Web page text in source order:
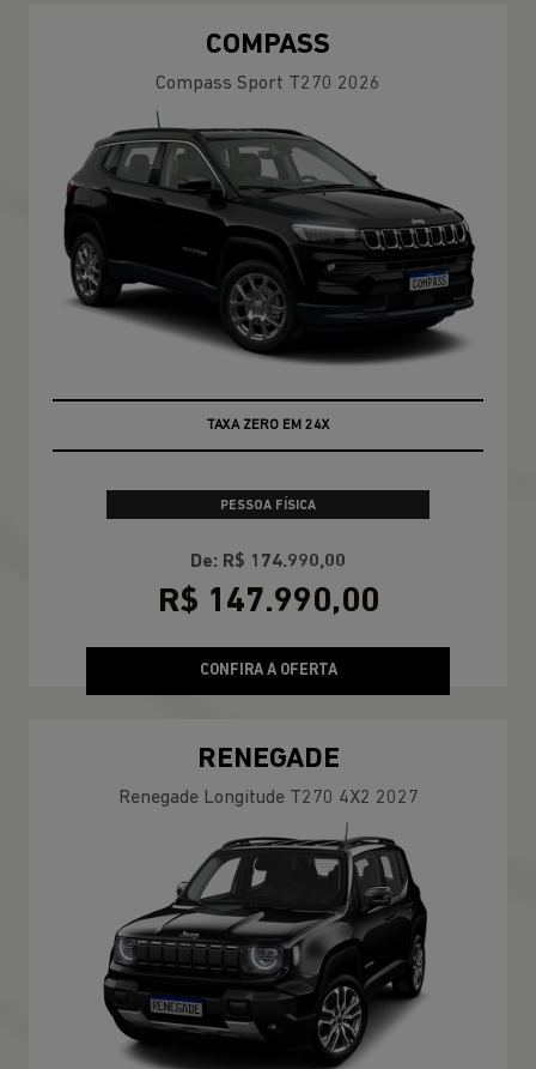
COMPASS
Compass Sport T270 2026
TAXA ZERO EM 24X
PESSOA FÍSICA
De: R$ 174.990,00
R$ 147.990,00
CONFIRA A OFERTA
RENEGADE
Renegade Longitude T270 4X2 2027